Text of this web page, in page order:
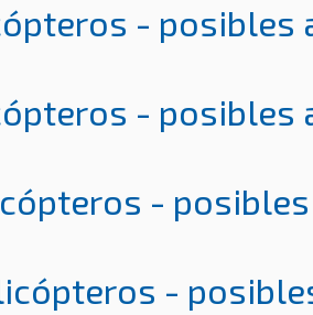
- posibles
- posibles
-
-